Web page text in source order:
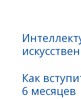
Как
6 месяцев